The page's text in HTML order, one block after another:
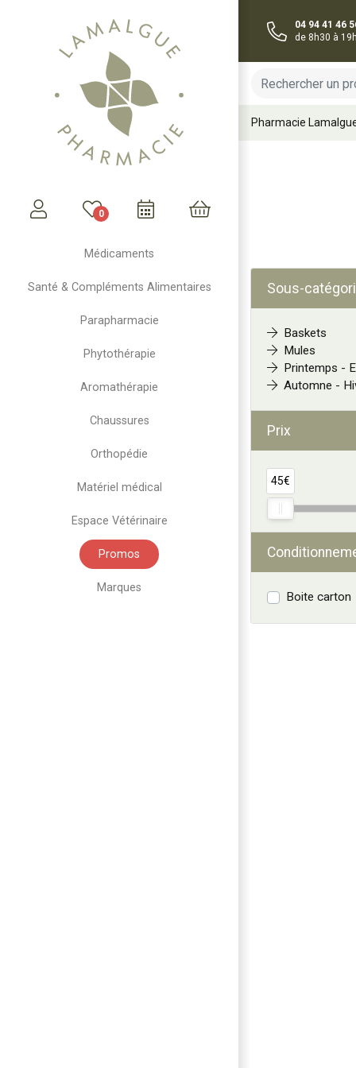
0
Médicaments
Santé & Compléments Alimentaires
Parapharmacie
Phytothérapie
Aromathérapie
Chaussures
Orthopédie
Matériel médical
Espace Vétérinaire
Promos
Marques
04 94 41 46
de 8h30 à
Pharmacie
Sous-
Baskets
Mules
Printemps -
Automne -
Prix
45€
Boite carton